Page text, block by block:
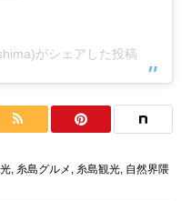
がシェアした投稿
, 糸島グルメ , 糸島観光, 自然界隈